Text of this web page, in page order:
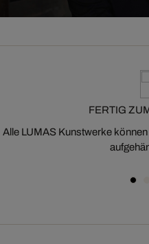
FERTIG
Alle LUMAS Kunstwerke